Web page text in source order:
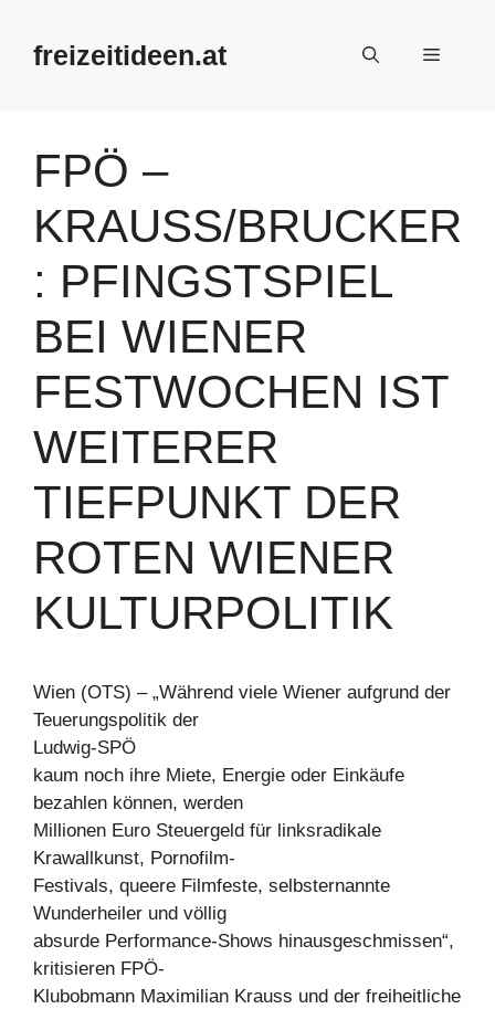
Inhalt
springenfreizeitideen.at Menü
FPÖ –
KRAUSS/BRUCKER
: PFINGSTSPIEL
BEI WIENER
FESTWOCHEN IST
WEITERER
TIEFPUNKT DER
ROTEN WIENER
KULTURPOLITIK
Wien (OTS) – „Während viele Wiener aufgrund der
Teuerungspolitik der
Ludwig-SPÖ
kaum noch ihre Miete, Energie oder Einkäufe
bezahlen können, werden
Millionen Euro Steuergeld für linksradikale
Krawallkunst, Pornofilm-
Festivals, queere Filmfeste, selbsternannte
Wunderheiler und völlig
absurde Performance-Shows hinausgeschmissen“,
kritisieren FPÖ-
Klubobmann Maximilian Krauss und der freiheitliche